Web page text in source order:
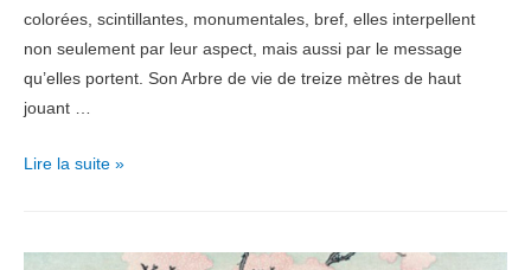
colorées, scintillantes, monumentales, bref, elles interpellent
non seulement par leur aspect, mais aussi par le message
qu’elles portent. Son Arbre de vie de treize mètres de haut
jouant …
Zoom
Joana
Lire la suite »